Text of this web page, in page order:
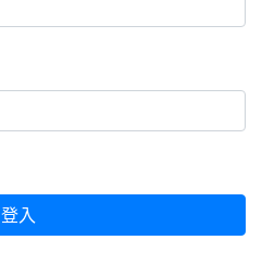
登入